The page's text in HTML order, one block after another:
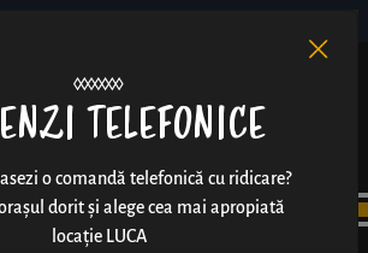
TELEFONICE
o comandă telefonică cu ridicare?
dorit și alege cea mai apropiată
locație LUCA